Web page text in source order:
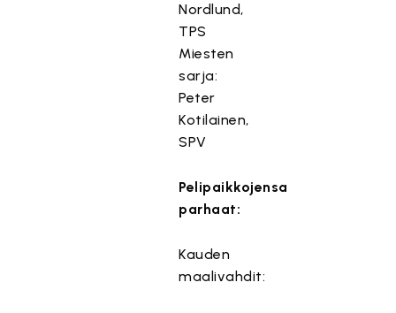
Nordlund,
TPS
Miesten
sarja:
Peter
Kotilainen,
SPV
Pelipaikkojensa
parhaat:
Kauden
maalivahdit: